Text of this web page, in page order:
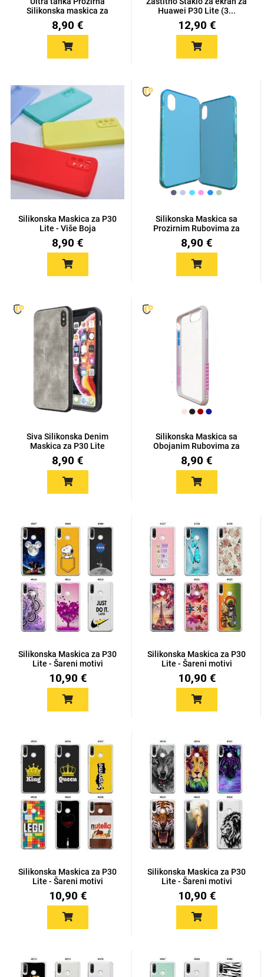
Silikonska maskica za
Hua...
8,90 €
Huawei P30 Lite (3...
12,90 €
Silikonska Maskica za P30
Lite - Više Boja
8,90 €
Silikonska Maskica sa
Prozirnim Rubovima za
P3...
8,90 €
Siva Silikonska Denim
Maskica za P30 Lite
8,90 €
Silikonska Maskica sa
Obojanim Rubovima za
P30...
8,90 €
Silikonska Maskica za P30
Lite - Šareni motivi
10,90 €
Silikonska Maskica za P30
Lite - Šareni motivi
10,90 €
Silikonska Maskica za P30
Lite - Šareni motivi
10,90 €
Silikonska Maskica za P30
Lite - Šareni motivi
10,90 €
Životinjsko carstvo
Svemirska kolekcija Valentinovo
Love motivi I Need Some Space
Quotes Collection
Monogrami Dječji motivi
Za njega
Svijet životinja Auto - Moto motivi
Mandale / Cvjetni
motivi
Citati & Stihovi